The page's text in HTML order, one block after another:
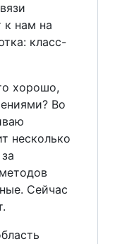
к нам на
класс-
хорошо,
Во
несколько
Сейчас